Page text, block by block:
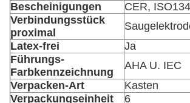
Bescheinigungen
CER,
Verbindungsstück
proximal
Latex-frei
Ja
Führungs-
Farbkennzeichnung
AHA U. IEC
Verpacken-Art
Kasten
Verpackungseinheit
6